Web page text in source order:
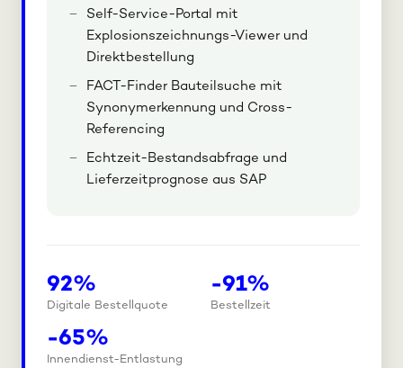
Self-Service-Portal mit
Explosionszeichnungs-Viewer und
Direktbestellung
FACT-Finder Bauteilsuche mit
Synonymerkennung und Cross-
Referencing
Echtzeit-Bestandsabfrage und
Lieferzeitprognose aus SAP
92%
Digitale Bestellquote
-91%
Bestellzeit
-65%
Innendienst-Entlastung